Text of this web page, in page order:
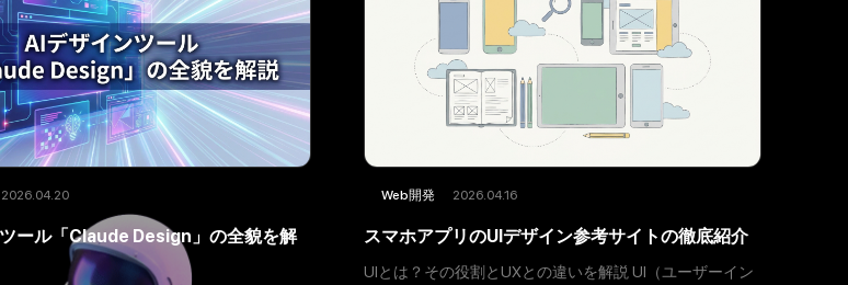
2026.04.20
ール「Claude Design」の全貌を解
Web開発 2026.04.16
スマホアプリのUIデザイン参考サイトの徹底紹介
UIとは？その役割とUXとの違いを解説 UI（ユーザーイン